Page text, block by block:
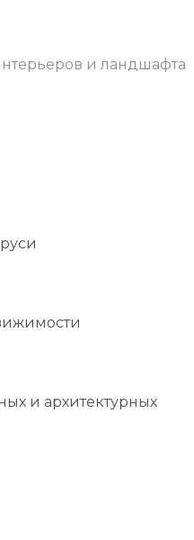
и ландшафта
и архитектурных